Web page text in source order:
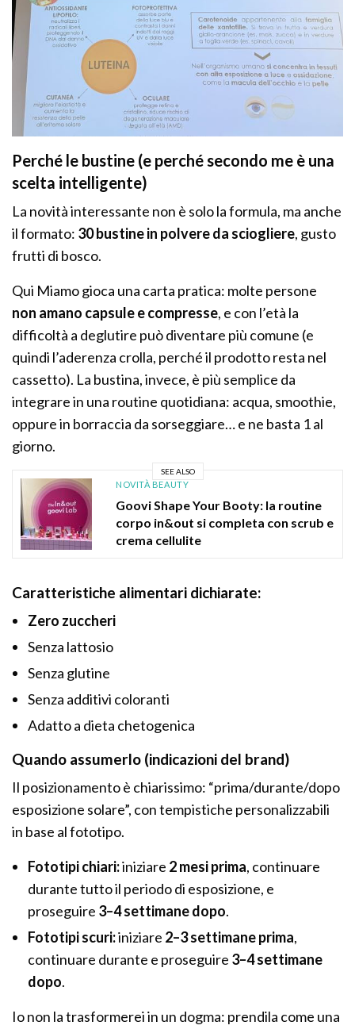
Perché le bustine (e perché secondo me è una
scelta intelligente)
La novità interessante non è solo la formula, ma anche
il formato: 30 bustine in polvere da sciogliere, gusto
frutti di bosco.
Qui Miamo gioca una carta pratica: molte persone
non amano capsule e compresse, e con l’età la
difficoltà a deglutire può diventare più comune (e
quindi l’aderenza crolla, perché il prodotto resta nel
cassetto). La bustina, invece, è più semplice da
integrare in una routine quotidiana: acqua, smoothie,
oppure in borraccia da sorseggiare… e ne basta 1 al
giorno.
SEE ALSO
NOVITÀ BEAUTY
Goovi Shape Your Booty: la routine
corpo in&out si completa con scrub e
crema cellulite
Caratteristiche alimentari dichiarate:
Zero zuccheri
Senza lattosio
Senza glutine
Senza additivi coloranti
Adatto a dieta chetogenica
Quando assumerlo (indicazioni del brand)
Il posizionamento è chiarissimo: “prima/durante/dopo
esposizione solare”, con tempistiche personalizzabili
in base al fototipo.
Fototipi chiari:iniziare 2 mesi prima, continuare
durante tutto il periodo di esposizione, e
proseguire 3–4 settimane dopo.
Fototipi scuri:iniziare 2–3 settimane prima,
continuare durante e proseguire 3–4 settimane
dopo.
Io non la trasformerei in un dogma: prendila come una